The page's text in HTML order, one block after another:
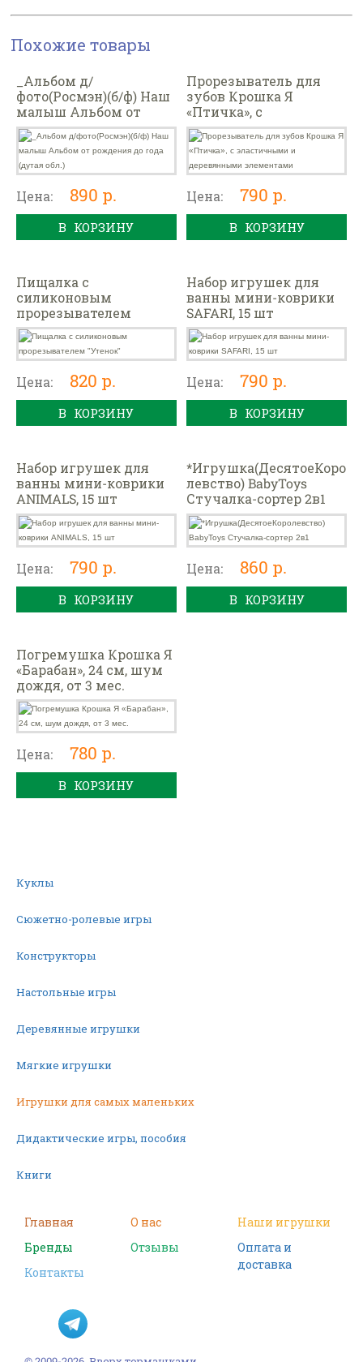
Похожие товары
_Альбом д/
фото(Росмэн)(б/ф) Наш
малыш Альбом от
рождения до года
(дутая обл.)
Цена: 890 р.
В КОРЗИНУ
Прорезыватель для
зубов Крошка Я
«Птичка», с
эластичными и
деревянными
элементами
Цена: 790 р.
В КОРЗИНУ
Пищалка с
силиконовым
прорезывателем
"Утенок"
Цена: 820 р.
В КОРЗИНУ
Набор игрушек для
ванны мини-коврики
SAFARI, 15 шт
Цена: 790 р.
В КОРЗИНУ
Набор игрушек для
ванны мини-коврики
ANIMALS, 15 шт
Цена: 790 р.
В КОРЗИНУ
*Игрушка(ДесятоеКоро
левство) BabyToys
Стучалка-сортер 2в1
Цена: 860 р.
В КОРЗИНУ
Погремушка Крошка Я
«Барабан», 24 см, шум
дождя, от 3 мес.
Цена: 780 р.
В КОРЗИНУ
Куклы
Сюжетно-ролевые игры
Конструкторы
Настольные игры
Деревянные игрушки
Мягкие игрушки
Игрушки для самых маленьких
Дидактические игры, пособия
Книги
Фигурки
Наборы для творчества
Пазлы
Главная О нас
Наши игрушки
Бренды
Отзывы
Оплата и
доставка
Контакты